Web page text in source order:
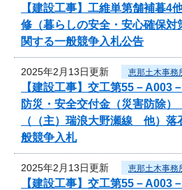
【建設工事】工維単第舗補
修（暮らしの安全・安心確保対
関する一般競争入札公告
2025年2月13日更新 恵那土木事務
【建設工事】交工第55－
防災・安全交付金（災害防除）
（（主）瑞浪大野瀬線 他）落
般競争入札
2025年2月13日更新 恵那土木事務
【建設工事】交工第55－